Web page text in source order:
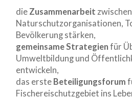
die Zusammenarbeit
Naturschutzorganisationen,
Bevölkerung stärken,
gemeinsame Strategien für
Umweltbildung und
entwickeln,
das erste Beteiligungsforum
Fischereischutzgebiet ins